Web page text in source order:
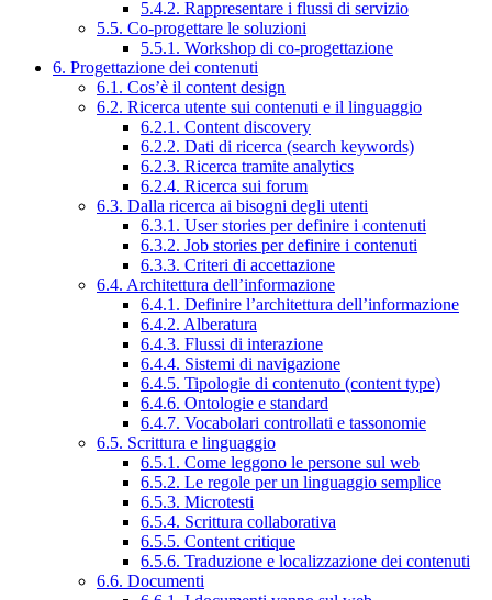
5.4.2. Rappresentare i flussi di servizio
5.5. Co-progettare le soluzioni
5.5.1. Workshop di co-progettazione
6. Progettazione dei contenuti
6.1. Cos’è il content design
6.2. Ricerca utente sui contenuti e il linguaggio
6.2.1. Content discovery
6.2.2. Dati di ricerca (search keywords)
6.2.3. Ricerca tramite analytics
6.2.4. Ricerca sui forum
6.3. Dalla ricerca ai bisogni degli utenti
6.3.1. User stories per definire i contenuti
6.3.2. Job stories per definire i contenuti
6.3.3. Criteri di accettazione
6.4. Architettura dell’informazione
6.4.1. Definire l’architettura dell’informazione
6.4.2. Alberatura
6.4.3. Flussi di interazione
6.4.4. Sistemi di navigazione
6.4.5. Tipologie di contenuto (content type)
6.4.6. Ontologie e standard
6.4.7. Vocabolari controllati e tassonomie
6.5. Scrittura e linguaggio
6.5.1. Come leggono le persone sul web
6.5.2. Le regole per un linguaggio semplice
6.5.3. Microtesti
6.5.4. Scrittura collaborativa
6.5.5. Content critique
6.5.6. Traduzione e localizzazione dei contenuti
6.6. Documenti